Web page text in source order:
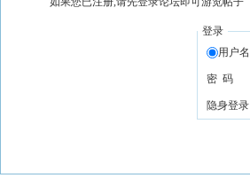
登录
用户名
密 码
隐身登录